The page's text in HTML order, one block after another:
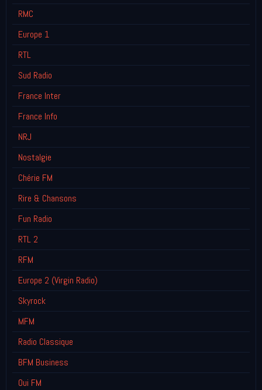
RMC
Europe 1
RTL
Sud Radio
France Inter
France Info
NRJ
Nostalgie
Chérie FM
Rire & Chansons
Fun Radio
RTL 2
RFM
Europe 2 (Virgin Radio)
Skyrock
MFM
Radio Classique
BFM Business
Oui FM